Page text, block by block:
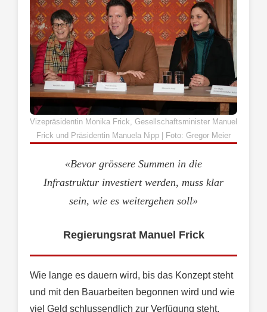
Vizepräsidentin Monika Frick, Gesellschaftsminister Manuel
Frick und Präsidentin Manuela Nipp | Foto: Gregor Meier
«Bevor grössere Summen in die
Infrastruktur investiert werden, muss klar
sein, wie es weitergehen soll»
Regierungsrat Manuel Frick
Wie lange es dauern wird, bis das Konzept steht
und mit den Bauarbeiten begonnen wird und wie
viel Geld schlussendlich zur Verfügung steht,